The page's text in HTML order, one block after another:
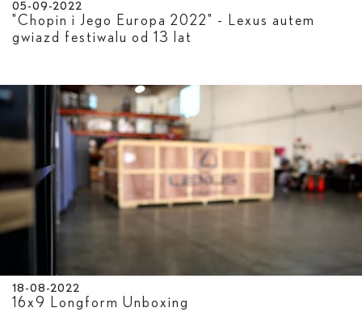
05-09-2022
"Chopin i Jego Europa 2022" - Lexus autem
gwiazd festiwalu od 13 lat
18-08-2022
16x9 Longform Unboxing